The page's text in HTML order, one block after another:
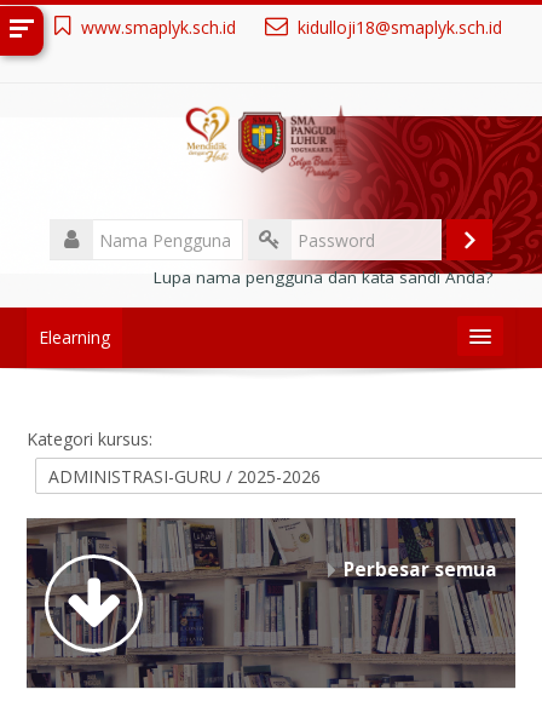
Loncat
ke
www.smaplyk.sch.id kidulloji18@smaplyk.sch.id
Nama
Pengguna
Masuk
Lupa nama pengguna dan kata sandi Anda?
Elearning
PPDB
PENGUMUMAN
SERBA-SERBI
PEMBELAJARAN
Kategori kursus:
Perbesar semua